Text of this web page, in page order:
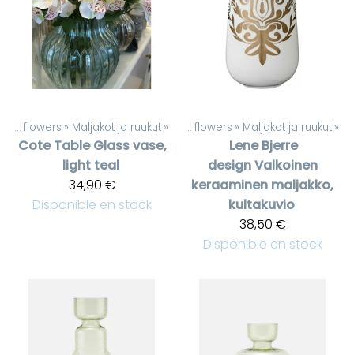
Artificial flowers ‪» Maljakot ja ruukut ‪»
Cote Table Glass vase,
light teal
34,90 €
Disponible en stock
Produits ‪» Artificial flowers ‪» Maljakot ja ruukut ‪»
Lene Bjerre
designValkoinen
keraaminen maljakko,
kultakuvio
38,50 €
Disponible en stock